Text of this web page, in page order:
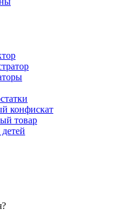
конфискат
товар